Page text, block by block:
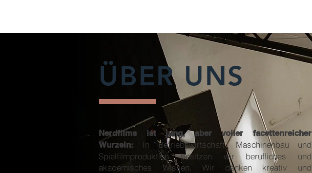
ÜBER UNS
Nerdfilms ist jung, aber voller facettenreicher
Wurzeln:
In Betriebswirtschaft, Maschinenbau und
Spielfilmproduktion besitzen wir berufliches und
akademisches Wissen. Wir denken kreativ und